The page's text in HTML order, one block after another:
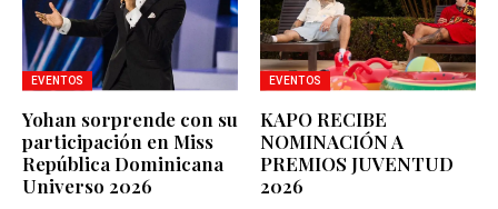
EVENTOS
Yohan sorprende con su
participación en Miss
República Dominicana
Universo 2026
EVENTOS
KAPO RECIBE
NOMINACIÓN A
PREMIOS JUVENTUD
2026